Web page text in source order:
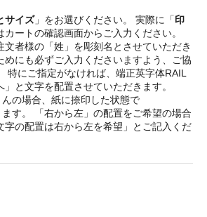
サイズ」をお選びください。 実際に「印
カートの確認画面からご入力ください。
文者様の「姓」を彫刻名とさせていただき
めにも必ずご入力くださいますよう、ご協
特にご指定がなければ、端正英字体RAIL
と文字を配置させていただきます。
の場合、紙に捺印した状態で
ます。 「右から左」の配置をご希望の場合
字の配置は右から左を希望」とご記入くだ